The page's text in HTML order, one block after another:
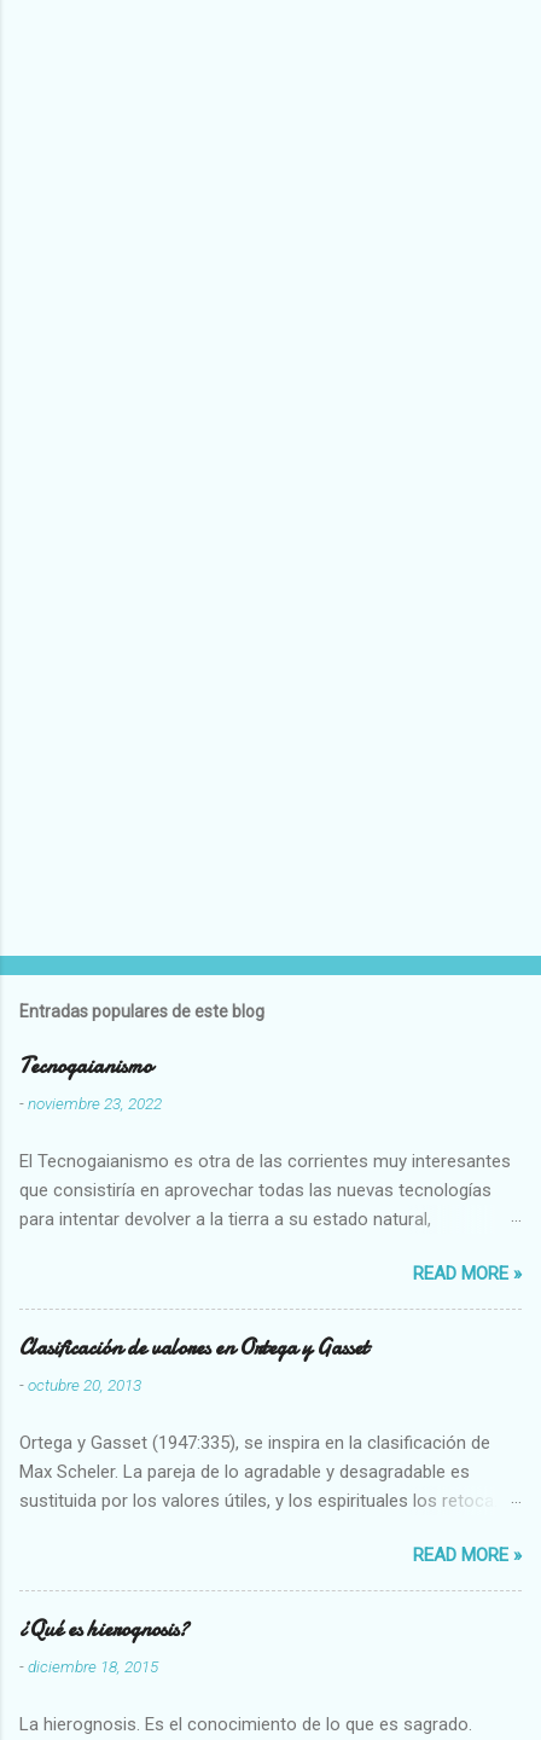
Entradas populares de este blog
Tecnogaianismo
-noviembre 23, 2022
El Tecnogaianismo es otra de las corrientes muy interesantes
que consistiría en aprovechar todas las nuevas tecnologías
para intentar devolver a la tierra a su estado natural,
READ MORE »
Clasificación de valores en Ortega y Gasset
-octubre 20, 2013
Ortega y Gasset (1947:335), se inspira en la clasificación de
Max Scheler. La pareja de lo agradable y desagradable es
sustituida por los valores útiles, y los espirituales los retoca.
Abundante-Escaso,etc 2 VITALES Sano-Enfermo Selecto-
Vulgar Enérgico-Inerte Fuerte-Débil,etc. 3 ESPIRITUALES a)
Intelectuales Conocimiento-Error Exacto-Aproximado
Evidente-Probable,etc b) Morales Bueno-malo Bondadoso-
malvado Justo-Injusto Escrupuloso-Relajado Leal-Desleal,etc.
Armonioso-Inarmonioso 4 RELIGIOSOS Santo-Pr...
READ MORE »
¿Qué es hierognosis?
-diciembre 18, 2015
La hierognosis. Es el conocimiento de lo que es sagrado.